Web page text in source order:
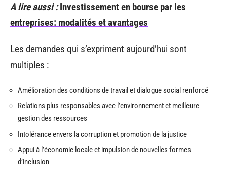
A lire aussi : Investissement en bourse par les
entreprises: modalités et avantages
Les demandes qui s’expriment aujourd’hui sont
multiples :
Amélioration des conditions de travail et dialogue social renforcé
Relations plus responsables avec l’environnement et meilleure
gestion des ressources
Intolérance envers la corruption et promotion de la justice
Appui à l’économie locale et impulsion de nouvelles formes
d’inclusion